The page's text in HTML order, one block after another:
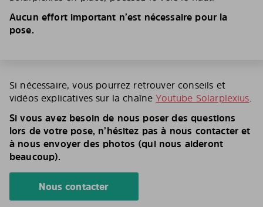
Aucun effort important n’est nécessaire pour la
pose.
Si nécessaire, vous pourrez retrouver conseils et
vidéos explicatives sur la chaîneYoutube Solarplexius.
Si vous avez besoin de nous poser des questions
lors de votre pose, n’hésitez pas à nous contacter et
à nous envoyer des photos (qui nous aideront
beaucoup).
Nous contacter